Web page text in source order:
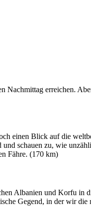
erreichen.
einen Blick auf die
schauen zu, wie
Fähre. (170 km)
Albanien und Korfu
Gegend, in der wir die